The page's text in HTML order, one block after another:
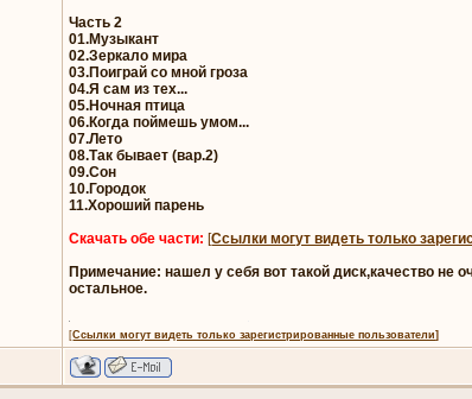
Часть 2
01.Музыкант
02.Зеркало мира
03.Поиграй со мной гроза
04.Я сам из тех...
05.Ночная птица
06.Когда поймешь умом...
07.Лето
08.Так бывает (вар.2)
09.Сон
10.Городок
11.Хороший парень
Скачать обе части: [Ссылки могут видеть только
Примечание: нашел у себя вот такой диск,качество не
остальное.
[Ссылки могут видеть только зарегистрированные пользователи]